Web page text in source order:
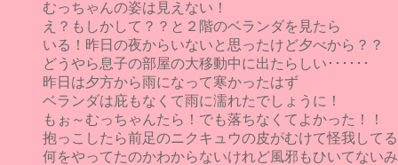
むっちゃんの姿は見えない！
え？もしかして？？と２階のベランダを見たら
いる！昨日の夜からいないと思ったけど夕べから？？
どうやら息子の部屋の大移動中に出たらしい･･････
昨日は夕方から雨になって寒かったはず
ベランダは庇もなくて雨に濡れたでしょうに！
もぉ～むっちゃんたら！でも落ちなくてよかった！！
抱っこしたら前足のニクキュウの皮がむけて怪我して
何をやってたのかわからないけれど風邪もひいてない